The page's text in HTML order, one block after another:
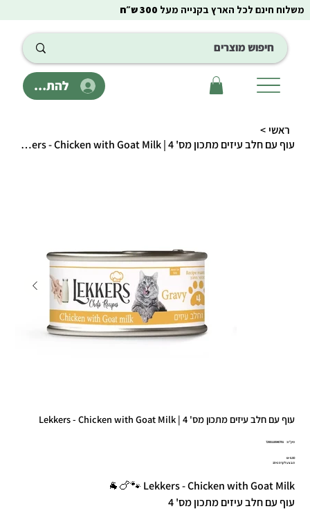
להתחבר
משלוח חינם לכל הארץ בקנייה מעל 300 ש״ח
ראשי >
עוף עם חלב עיזים מתכון מס' 4 | Lekkers - Chicken with Goat Milk
עוף עם חלב עיזים מתכון מס' 4 | Lekkers - Chicken with Goat Milk
מק"ט:
מק"ט
7290118940791
מחיר
‏6.00 ‏₪
מבצע לקרס 10+1
Lekkers - Chicken with Goat Milk 🐾🍗🐐
עוף עם חלב עיזים מתכון מס' 4